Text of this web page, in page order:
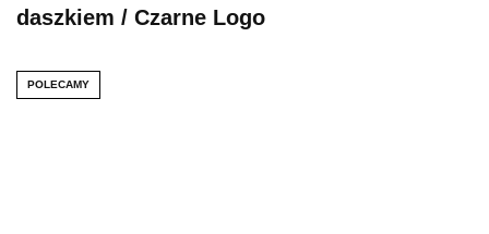
daszkiem / Czarne Logo
POLECAMY